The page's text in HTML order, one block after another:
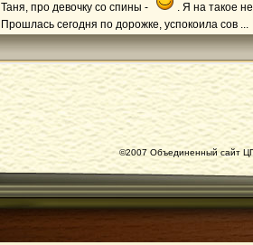
Таня, про девочку со спины -
. Я на такое
Прошлась сегодня по дорожке, успокоила сов ...
©2007 Объединенный сайт